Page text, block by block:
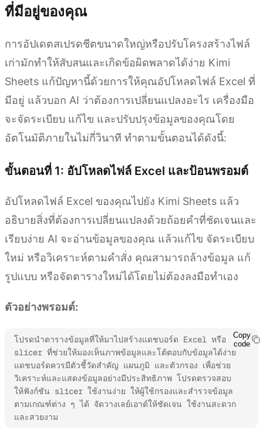
ที่มีอยู่ของคุณ
การอัปเดตสเปรดชีตขนาดใหญ่หรือปรับโครงสร้างไฟล์
เก่ามักทำให้สับสนและเกิดข้อผิดพลาดได้ง่าย Kimi
Sheets แก้ปัญหานี้ด้วยการให้คุณอัปโหลดไฟล์ Excel ที่
มีอยู่ แล้วบอก AI ว่าต้องการเปลี่ยนแปลงอะไร เครื่องมือ
จะจัดระเบียบ แก้ไข และปรับปรุงข้อมูลของคุณโดย
อัตโนมัติภายในไม่กี่วินาที ทำตามขั้นตอนได้ดังนี้:
ขั้นตอนที่ 1: อัปโหลดไฟล์ Excel และป้อนพรอมต์
อัปโหลดไฟล์ Excel ของคุณไปยัง Kimi Sheets แล้ว
อธิบายสิ่งที่ต้องการเปลี่ยนแปลงด้วยถ้อยคำที่ชัดเจนและ
เรียบง่าย AI จะอ่านข้อมูลของคุณ แล้วแก้ไข จัดระเบียบ
ใหม่ หรือวิเคราะห์ตามคำสั่ง คุณสามารถล้างข้อมูล แก้
รูปแบบ หรือจัดตารางใหม่ได้โดยไม่ต้องลงมือทำเอง
ตัวอย่างพรอมต์:
โปรดนำตารางข้อมูลที่ให้มาไปสร้างแดชบอร์ด Excel หรือ
slicer ที่ช่วยให้มองเห็นภาพข้อมูลและโต้ตอบกับข้อมูลได้ง่าย
แดชบอร์ดควรมีตัวชี้วัดสำคัญ แผนภูมิ และตัวกรอง เพื่อช่วย
วิเคราะห์และแสดงข้อมูลอย่างมีประสิทธิภาพ โปรดตรวจสอบ
ให้ฟังก์ชัน slicer ใช้งานง่าย ให้ผู้ใช้กรองและสำรวจข้อมูล
ตามเกณฑ์ต่าง ๆ ได้ จัดวางเลย์เอาต์ให้ชัดเจน ใช้งานสะดวก
และสวยงาม
Copy
code